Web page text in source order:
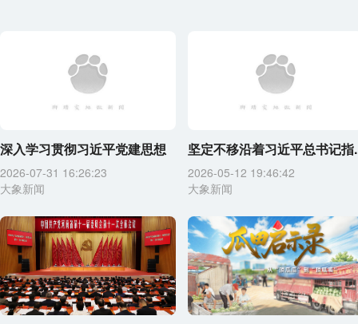
深入学习贯彻习近平党建思想
2026-07-31 16:26:23
大象新闻
坚定不移沿着习近平总书记指
2026-05-12 19:46:42
大象新闻